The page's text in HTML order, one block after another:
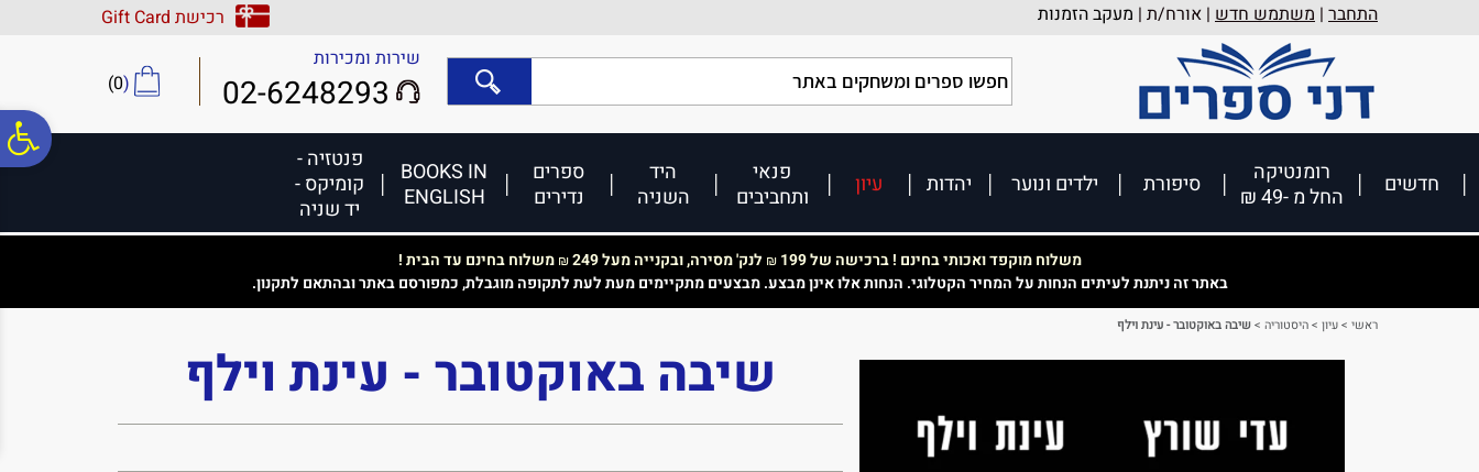
נגישות
אתר
המרכזי
התחבר | משתמש חדש | אורח/ת | מעקב הזמנות
רכישת Gift Card
שירות ומכירות
02-6248293
(
0
)
חדשים
רומנטיקה
החל מ -49 ₪
סיפורת ילדים ונוער יהדות עיון
פנאי
ותחביבים
היד
השניה
ספרים
נדירים
BOOKS IN
ENGLISH
פנטזיה -
קומיקס -
יד שניה
משלוח מוקפד ואכותי בחינם ! ברכישה של 199 ₪ לנק' מסירה, ובקנייה מעל 249 ₪משלוח בחינם עד הבית !
באתר זה ניתנת לעיתים הנחות על המחיר הקטלוגי. הנחות אלו אינן מבצע. מבצעים מתקיימים מעת לעת לתקופה מוגבלת, כמפורסם באתר ובהתאם לתקנון.
ראשי >עיון >היסטוריה >שיבה באוקטובר - עינת וילף
שיבה באוקטובר - עינת וילף